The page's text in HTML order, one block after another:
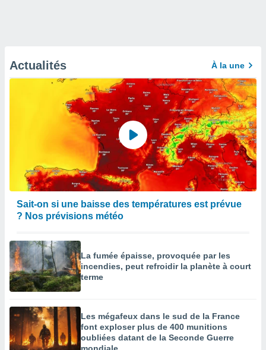
Actualités À la une
Sait-on si une baisse des températures est prévue
? Nos prévisions météo
La fumée épaisse, provoquée par les
incendies, peut refroidir la planète à court
terme
Les mégafeux dans le sud de la France
font exploser plus de 400 munitions
oubliées datant de la Seconde Guerre